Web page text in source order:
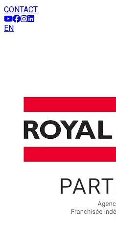
CONTACT
EN